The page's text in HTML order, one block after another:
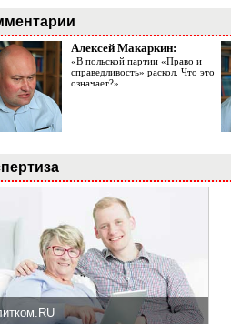
Алексей Макаркин:
«В польской партии «Право и
справедливость» раскол. Что это
означает?»